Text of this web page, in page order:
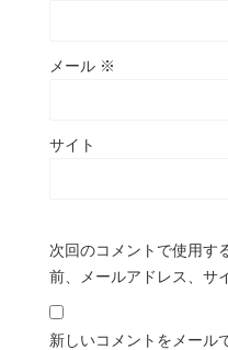
メール ※
サイト
次回のコメントで使用す
前、メールアドレス、サ
新しいコメントをメール